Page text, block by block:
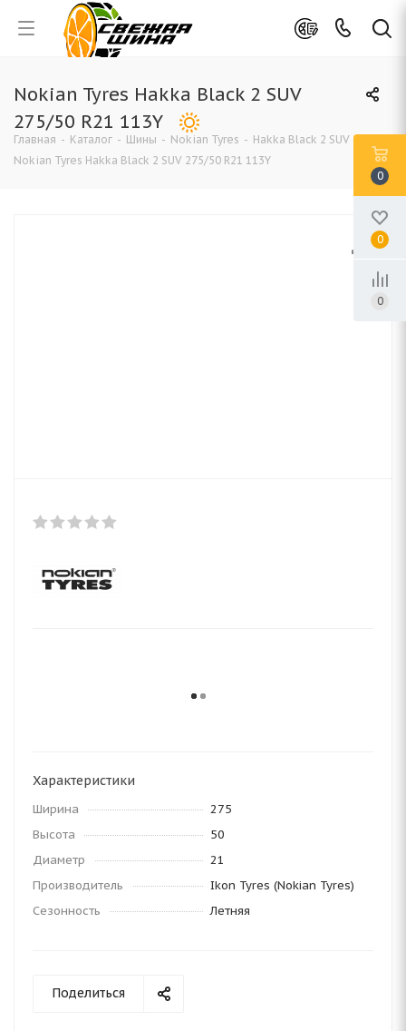
Nokian Tyres Hakka Black 2 SUV
275/50 R21 113Y
Главная - Каталог - Шины - Nokian Tyres - Hakka Black 2 SUV -
Nokian Tyres Hakka Black 2 SUV 275/50 R21 113Y
Характеристики
Ширина
275
Высота
50
Диаметр
21
Производитель
Ikon Tyres (Nokian Tyres)
Сезонность
Летняя
Поделиться
0
0
0